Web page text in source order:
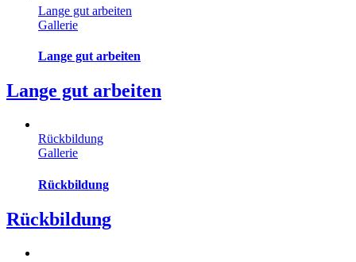
Lange gut arbeiten
Gallerie
Lange gut arbeiten
Lange gut arbeiten
Rückbildung
Gallerie
Rückbildung
Rückbildung